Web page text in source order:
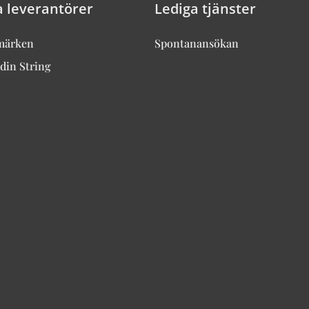
leverantörer
String
Lediga tjänster
Spontanansökan